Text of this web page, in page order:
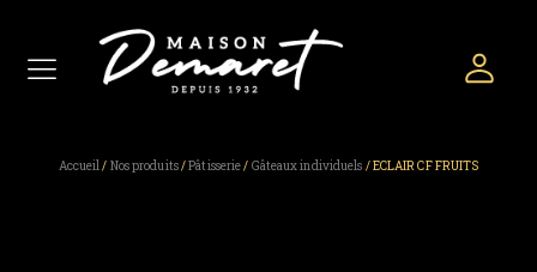
Accueil/ Nos produits/Pâtisserie/ Gâteaux individuels / ECLAIR CF FRUITS